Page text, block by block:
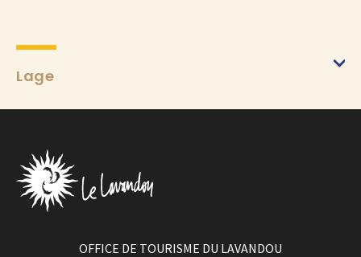
Lage
OFFICE DE TOURISME DU LAVANDOU